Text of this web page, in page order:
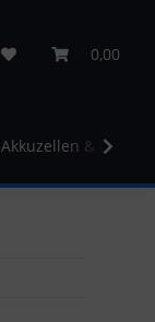
0,00
Akkuzellen &